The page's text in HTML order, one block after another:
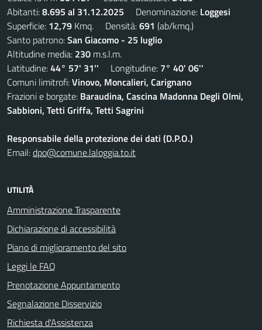
Abitanti:8.695 al 31.12.2025 Denominazione: Loggesi
Superficie: 12,79 Kmq. Densità:691 (ab/kmq.)
Santo patrono:San Giacomo - 25 luglio
Altitudine media: 230 m.s.l.m.
Latitudine:44° 57' 31'' Longitudine: 7° 40' 06''
Comuni limitrofi:Vinovo, Moncalieri, Carignano
Frazioni e borgate: Baraudina, Cascina Madonna Degli Olmi,
Sabbioni, Tetti Griffa, Tetti Sagrini
Responsabile della protezione dei dati (D.P.O.)
Email:dpo@comune.laloggia.to.it
UTILITÀ
Amministrazione Trasparente
Dichiarazione di accessibilità
Piano di miglioramento del sito
Leggi le FAQ
Prenotazione Appuntamento
Segnalazione Disservizio
Richiesta d'Assistenza